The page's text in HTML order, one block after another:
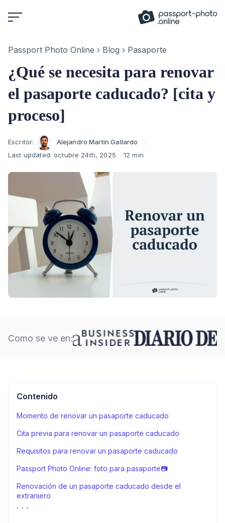
to
Passport Photo Online › Blog › Pasaporte
¿Qué se necesita para renovar
el pasaporte caducado? [cita y
proceso]
Author
Escritor:
Alejandro Martin Gallardo
Last updated:octubre 24th, 2025 12 min
Como se ve en:
Contenido
Momento de renovar un pasaporte caducado
Cita previa para renovar un pasaporte caducado
Requisitos para renovar un pasaporte caducado
Passport Photo Online: foto para pasaporte📷
Renovación de un pasaporte caducado desde el
extranjero